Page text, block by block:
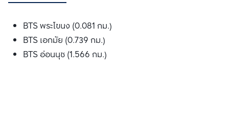
BTS พระโขนง (0.081 กม.)
BTS เอกมัย (0.739 กม.)
BTS อ่อนนุช (1.566 กม.)